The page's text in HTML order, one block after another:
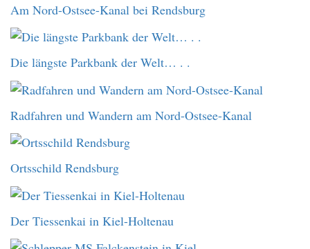
Am Nord-Ostsee-Kanal bei Rendsburg
Die längste Parkbank der Welt… . .
Radfahren und Wandern am Nord-Ostsee-Kanal
Ortsschild Rendsburg
Der Tiessenkai in Kiel-Holtenau